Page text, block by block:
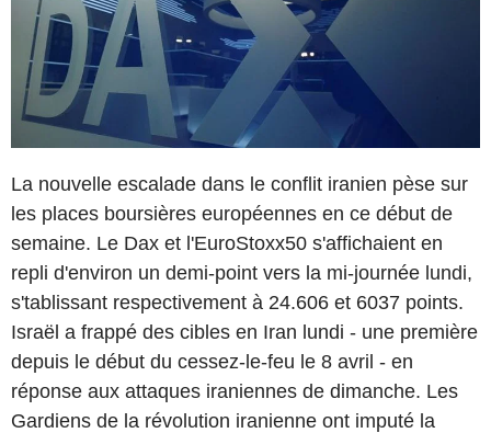
La nouvelle escalade dans le conflit iranien pèse sur
les places boursières européennes en ce début de
semaine. Le Dax et l'EuroStoxx50 s'affichaient en
repli d'environ un demi-point vers la mi-journée lundi,
s'tablissant respectivement à 24.606 et 6037 points.
Israël a frappé des cibles en Iran lundi - une première
depuis le début du cessez-le-feu le 8 avril - en
réponse aux attaques iraniennes de dimanche. Les
Gardiens de la révolution iranienne ont imputé la